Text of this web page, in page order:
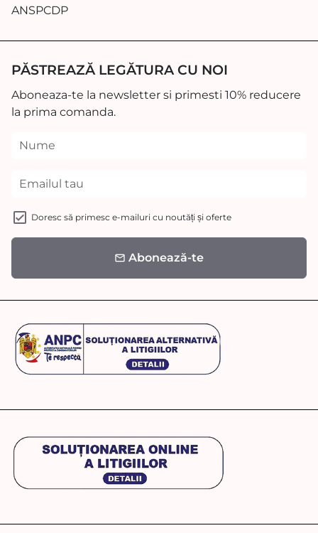
ANSPCDP
PĂSTREAZĂ LEGĂTURA CU NOI
Aboneaza-te la newsletter si primesti 10% reducere
la prima comanda.
Doresc să primesc e-mailuri cu noutăți și oferte
email Abonează-te